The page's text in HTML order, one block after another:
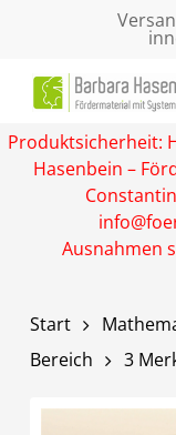
content
Produktsicherheit:
Hasenbein –
Ausnahmen
Start
Bereich
3